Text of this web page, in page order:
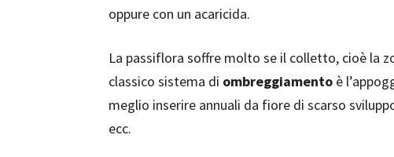
oppure con un acaricida.
La passiflora soffre molto se il colletto, cioè la
classico sistema di ombreggiamento è
meglio inserire annuali da fiore di scarso
ecc.